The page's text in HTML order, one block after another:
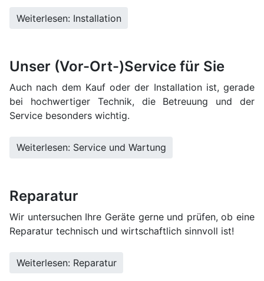
Weiterlesen: Installation
Unser (Vor-Ort-)Service für Sie
Auch nach dem Kauf oder der Installation ist, gerade
bei hochwertiger Technik, die Betreuung und der
Service besonders wichtig.
Weiterlesen: Service und Wartung
Reparatur
Wir untersuchen Ihre Geräte gerne und prüfen, ob eine
Reparatur technisch und wirtschaftlich sinnvoll ist!
Weiterlesen: Reparatur